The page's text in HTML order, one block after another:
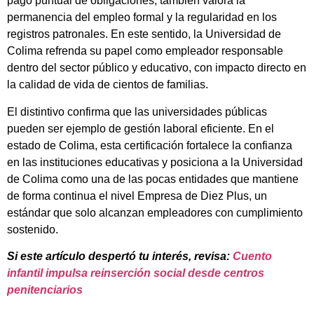
permanencia del empleo formal y la regularidad en los
registros patronales. En este sentido, la Universidad de
Colima refrenda su papel como empleador responsable
dentro del sector público y educativo, con impacto directo en
la calidad de vida de cientos de familias.
El distintivo confirma que las universidades públicas
pueden ser ejemplo de gestión laboral eficiente. En el
estado de Colima, esta certificación fortalece la confianza
en las instituciones educativas y posiciona a la Universidad
de Colima como una de las pocas entidades que mantiene
de forma continua el nivel Empresa de Diez Plus, un
estándar que solo alcanzan empleadores con cumplimiento
sostenido.
Si este artículo despertó tu interés, revisa: Cuento
infantil impulsa reinserción social desde centros
penitenciarios